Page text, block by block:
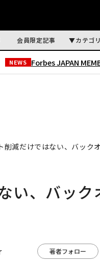
会員限定記事 カテゴリ
NEWS Forbes JAPAN
削減だけではない、バック
い、バッ
著者フォロー